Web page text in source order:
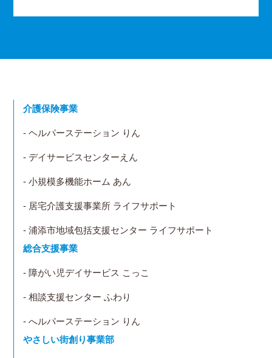
介護保険事業
- ヘルパーステーション りん
- デイサービスセンターえん
- 小規模多機能ホーム あん
- 居宅介護支援事業所 ライフサポート
- 浦添市地域包括支援センター ライフサポート
総合支援事業
- 障がい児デイサービス こっこ
- 相談支援センター ふわり
- へルパーステーション りん
やさしい街創り事業部